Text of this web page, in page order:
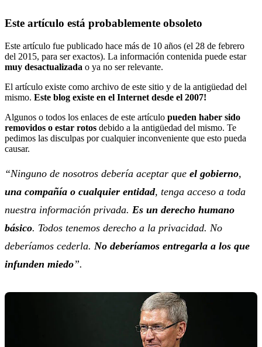
Este artículo está probablemente obsoleto
Este artículo fue publicado hace más de 10 años (el 28 de febrero
del 2015, para ser exactos). La información contenida puede estar
muy desactualizada o ya no ser relevante.
El artículo existe como archivo de este sitio y de la antigüedad del
mismo. Este blog existe en el Internet desde el 2007!
Algunos o todos los enlaces de este artículo pueden haber sido
removidos o estar rotos debido a la antigüedad del mismo. Te
pedimos las disculpas por cualquier inconveniente que esto pueda
causar.
“Ninguno de nosotros debería aceptar que el gobierno,
una compañía o cualquier entidad, tenga acceso a toda
nuestra información privada. Es un derecho humano
básico. Todos tenemos derecho a la privacidad. No
deberíamos cederla. No deberíamos entregarla a los que
infunden miedo”.